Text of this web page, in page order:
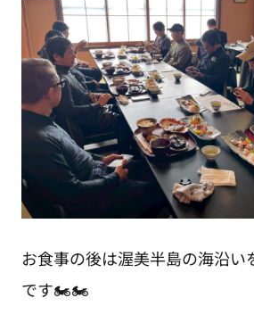
お食事の後は渥美半島の海沿い
です🏍🏍